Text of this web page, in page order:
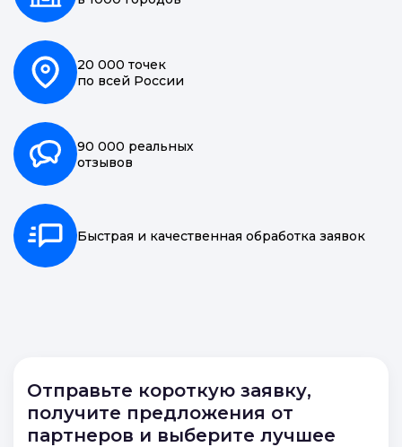
20 000 точек
по всей России
90 000 реальных
отзывов
Быстрая и качественная обработка заявок
Отправьте короткую заявку,
получите предложения от
партнеров и выберите лучшее